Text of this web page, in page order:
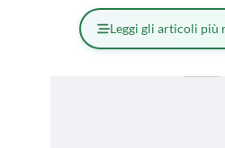
Leggi gli articoli più